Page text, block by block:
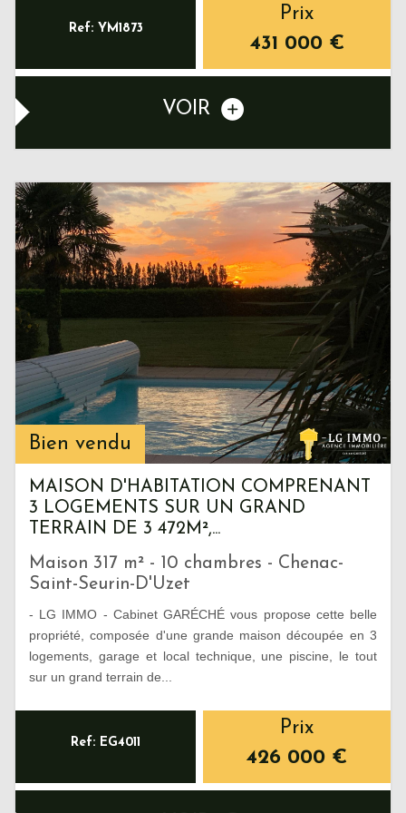
Ref: YM1873
Prix
431 000 €
VOIR
Bien vendu
MAISON D'HABITATION COMPRENANT
3 LOGEMENTS SUR UN GRAND
TERRAIN DE 3 472M²,...
Maison 317 m² - 10 chambres - Chenac-
Saint-Seurin-D'Uzet
- LG IMMO - Cabinet GARÉCHÉ vous propose cette belle
propriété, composée d'une grande maison découpée en 3
logements, garage et local technique, une piscine, le tout
sur un grand terrain de...
Ref: EG4011
Prix
426 000 €